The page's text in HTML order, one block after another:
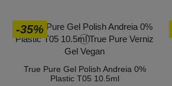
-35%
True Pure Gel Polish Andreia 0%
Plastic T05 10.5ml